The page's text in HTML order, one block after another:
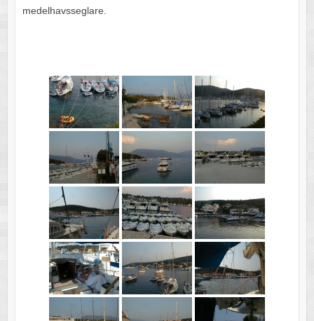
medelhavsseglare.